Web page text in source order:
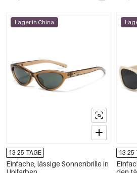
Lager in China
13-25 TAGE
Einfache, lässige Sonnenbrille in
13-25